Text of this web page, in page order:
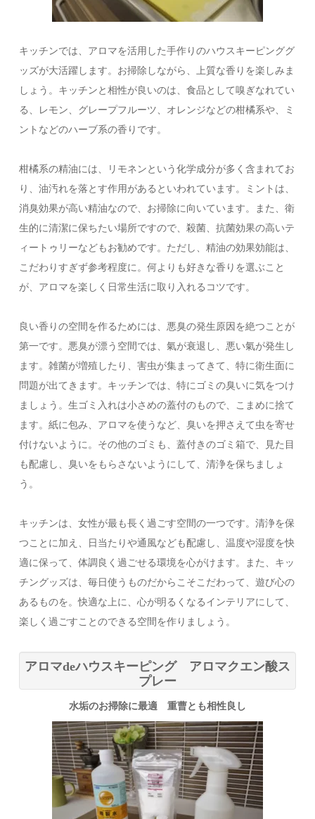
キッチンでは、アロマを活用した手作りのハウスキーピンググ
ッズが大活躍します。お掃除しながら、上質な香りを楽しみま
しょう。キッチンと相性が良いのは、食品として嗅ぎなれてい
る、レモン、グレープフルーツ、オレンジなどの柑橘系や、ミ
ントなどのハーブ系の香りです。
柑橘系の精油には、リモネンという化学成分が多く含まれてお
り、油汚れを落とす作用があるといわれています。ミントは、
消臭効果が高い精油なので、お掃除に向いています。また、衛
生的に清潔に保ちたい場所ですので、殺菌、抗菌効果の高いテ
ィートゥリーなどもお勧めです。ただし、精油の効果効能は、
こだわりすぎず参考程度に。何よりも好きな香りを選ぶこと
が、アロマを楽しく日常生活に取り入れるコツです。
良い香りの空間を作るためには、悪臭の発生原因を絶つことが
第一です。悪臭が漂う空間では、氣が衰退し、悪い氣が発生し
ます。雑菌が増殖したり、害虫が集まってきて、特に衛生面に
問題が出てきます。キッチンでは、特にゴミの臭いに気をつけ
ましょう。生ゴミ入れは小さめの蓋付のもので、こまめに捨て
ます。紙に包み、アロマを使うなど、臭いを押さえて虫を寄せ
付けないように。その他のゴミも、蓋付きのゴミ箱で、見た目
も配慮し、臭いをもらさないようにして、清浄を保ちましょ
う。
キッチンは、女性が最も長く過ごす空間の一つです。清浄を保
つことに加え、日当たりや通風なども配慮し、温度や湿度を快
適に保って、体調良く過ごせる環境を心がけます。また、キッ
チングッズは、毎日使うものだからこそこだわって、遊び心の
あるものを。快適な上に、心が明るくなるインテリアにして、
楽しく過ごすことのできる空間を作りましょう。
アロマdeハウスキーピング アロマクエン酸ス
プレー
水垢のお掃除に最適 重曹とも相性良し